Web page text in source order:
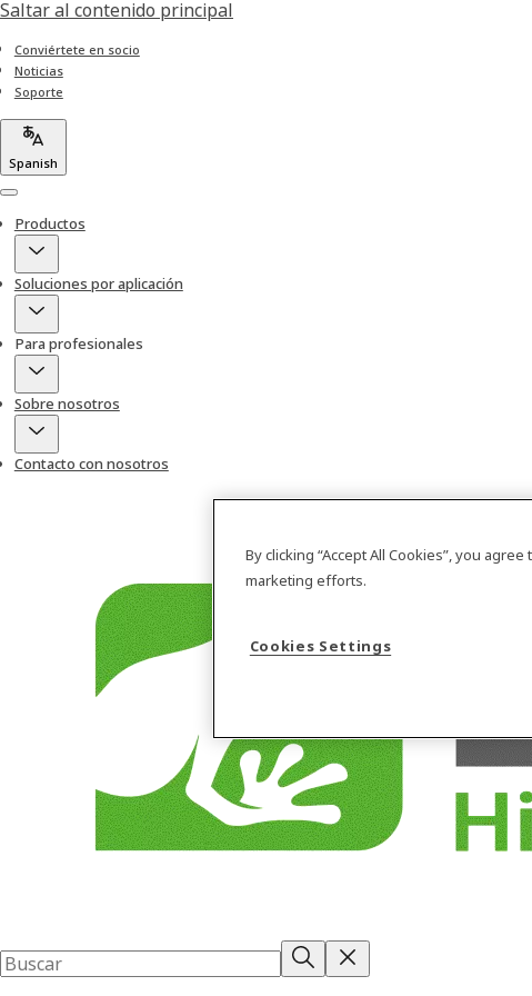
Saltar al contenido principal
Conviértete en socio
Noticias
Soporte
Spanish
Menu
Productos
Soluciones por aplicación
Para profesionales
Sobre nosotros
Contacto con nosotros
By clicking “Accept All Cookies”, you
marketing efforts.
Cookies Settings